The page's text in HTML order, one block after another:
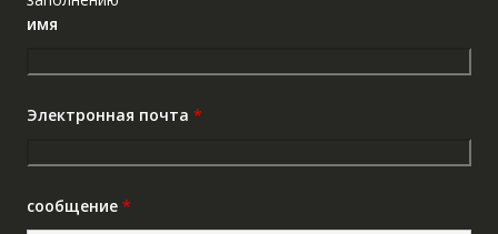
имя
Электронная почта *
сообщение *